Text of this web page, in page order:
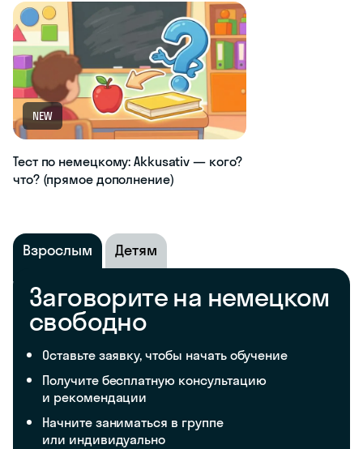
NEW
Тест по немецкому: Akkusativ — кого?
что? (прямое дополнение)
Взрослым Детям
Заговорите на немецком
свободно
Оставьте заявку, чтобы начать обучение
Получите бесплатную консультацию
и рекомендации
Начните заниматься в группе
или индивидуально